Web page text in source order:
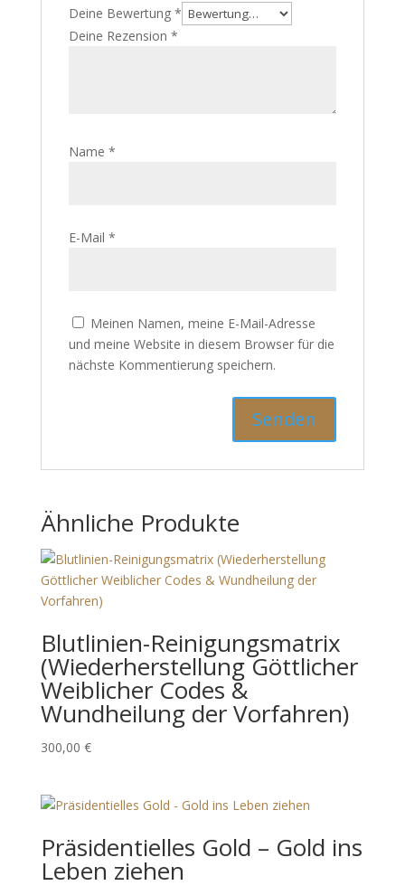
Deine Bewertung *
Deine Rezension *
Name *
E-Mail *
Meinen Namen, meine E-Mail-Adresse
und meine Website in diesem Browser für die
nächste Kommentierung speichern.
Ähnliche Produkte
Blutlinien-Reinigungsmatrix
(Wiederherstellung Göttlicher
Weiblicher Codes &
Wundheilung der Vorfahren)
300,00 €
Präsidentielles Gold – Gold ins
Leben ziehen